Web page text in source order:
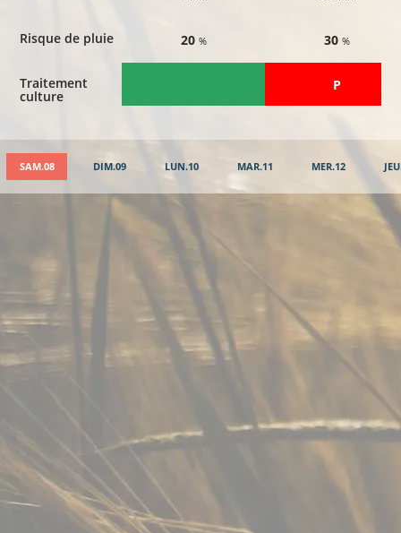
Risque de pluie
Traitement
culture
20 % 30 %
​P
SAM.08 DIM.09 LUN.10 MAR.11 MER.12